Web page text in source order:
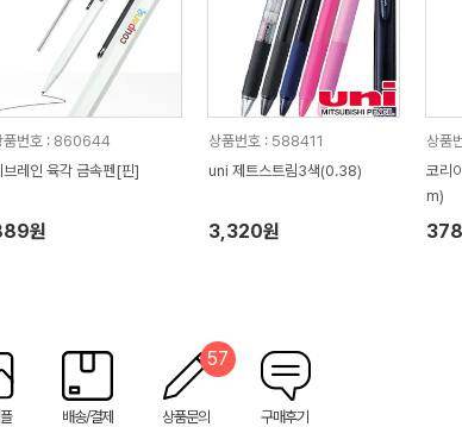
품번호 : 860644
브레인 육각 금속펜[핀]
원
상품번호 : 588411
uni 제트스트림3색(0.38)
3,320원
상품
코리
m)
배송/결제 상품문의
57
구매후기